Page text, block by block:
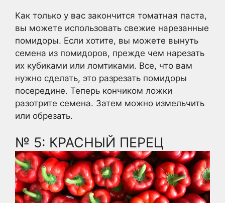
Как только у вас закончится томатная паста,
вы можете использовать свежие нарезанные
помидоры. Если хотите, вы можете вынуть
семена из помидоров, прежде чем нарезать
их кубиками или ломтиками. Все, что вам
нужно сделать, это разрезать помидоры
посередине. Теперь кончиком ложки
разотрите семена. Затем можно измельчить
или обрезать.
№ 5: КРАСНЫЙ ПЕРЕЦ